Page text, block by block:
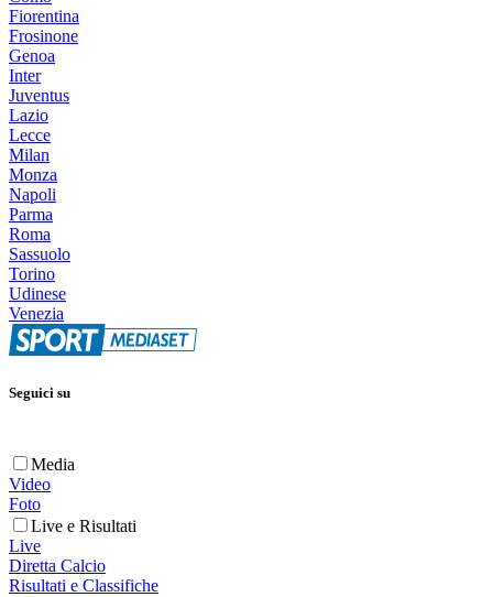
Fiorentina
Frosinone
Genoa
Inter
Juventus
Lazio
Lecce
Milan
Monza
Napoli
Parma
Roma
Sassuolo
Torino
Udinese
Venezia
Seguici su
Media
Video
Foto
Live e Risultati
Live
Diretta Calcio
Risultati e Classifiche